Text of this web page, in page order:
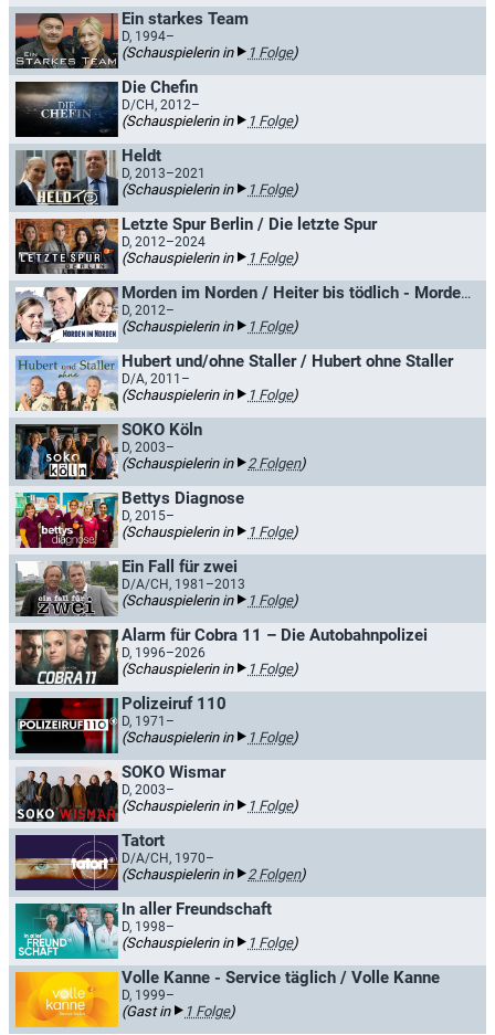
Ein starkes Team
D, 1994–
(Schauspielerin in 1 Folge)
Die Chefin
D/CH, 2012–
(Schauspielerin in 1 Folge)
Heldt
D, 2013–2021
(Schauspielerin in 1 Folge)
Letzte Spur Berlin / Die letzte Spur
D, 2012–2024
(Schauspielerin in 1 Folge)
Morden im Norden / Heiter bis tödlich - Morden im Norden
D, 2012–
(Schauspielerin in 1 Folge)
Hubert und/ohne Staller / Hubert ohne Staller
D/A, 2011–
(Schauspielerin in 1 Folge)
SOKO Köln
D, 2003–
(Schauspielerin in 2 Folgen)
Bettys Diagnose
D, 2015–
(Schauspielerin in 1 Folge)
Ein Fall für zwei
D/A/CH, 1981–2013
(Schauspielerin in 1 Folge)
Alarm für Cobra 11 – Die Autobahnpolizei
D, 1996–2026
(Schauspielerin in 1 Folge)
Polizeiruf 110
D, 1971–
(Schauspielerin in 1 Folge)
SOKO Wismar
D, 2003–
(Schauspielerin in 1 Folge)
Tatort
D/A/CH, 1970–
(Schauspielerin in 2 Folgen)
In aller Freundschaft
D, 1998–
(Schauspielerin in 1 Folge)
Volle Kanne - Service täglich / Volle Kanne
D, 1999–
(Gast in 1 Folge)